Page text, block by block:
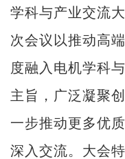
学科与产业交流
次会议以推动高
度融入电机学科
主旨，广泛凝聚
一步推动更多优
深入交流。大会